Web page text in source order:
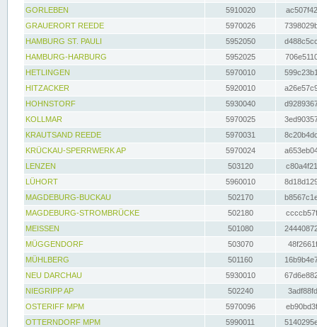
GORLEBEN
5910020
GRAUERORT REEDE
5970026
HAMBURG ST. PAULI
5952050
HAMBURG-HARBURG
5952025
HETLINGEN
5970010
HITZACKER
5920010
HOHNSTORF
5930040
KOLLMAR
5970025
KRAUTSAND REEDE
5970031
KRÜCKAU-SPERRWERK AP
5970024
LENZEN
503120
LÜHORT
5960010
MAGDEBURG-BUCKAU
502170
MAGDEBURG-STROMBRÜCKE
502180
MEISSEN
501080
MÜGGENDORF
503070
MÜHLBERG
501160
NEU DARCHAU
5930010
NIEGRIPP AP
502240
OSTERIFF MPM
5970096
OTTERNDORF MPM
5990011